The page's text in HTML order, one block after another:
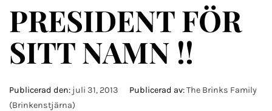
PRESIDENT FÖR
SITT NAMN !!
Publicerad den: juli 31, 2013 Publicerad av:The Brinks Family
(Brinkenstjärna)